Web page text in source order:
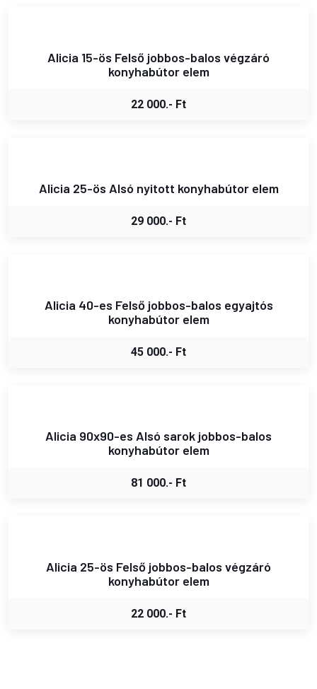
Alicia 15-ös Felső jobbos-balos végzáró
konyhabútor elem
22 000.- Ft
Alicia 25-ös Alsó nyitott konyhabútor elem
29 000.- Ft
Alicia 40-es Felső jobbos-balos egyajtós
konyhabútor elem
45 000.- Ft
Alicia 90x90-es Alsó sarok jobbos-balos
konyhabútor elem
81 000.- Ft
Alicia 25-ös Felső jobbos-balos végzáró
konyhabútor elem
22 000.- Ft